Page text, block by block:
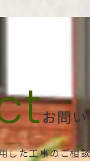
お問い
した工事のご相